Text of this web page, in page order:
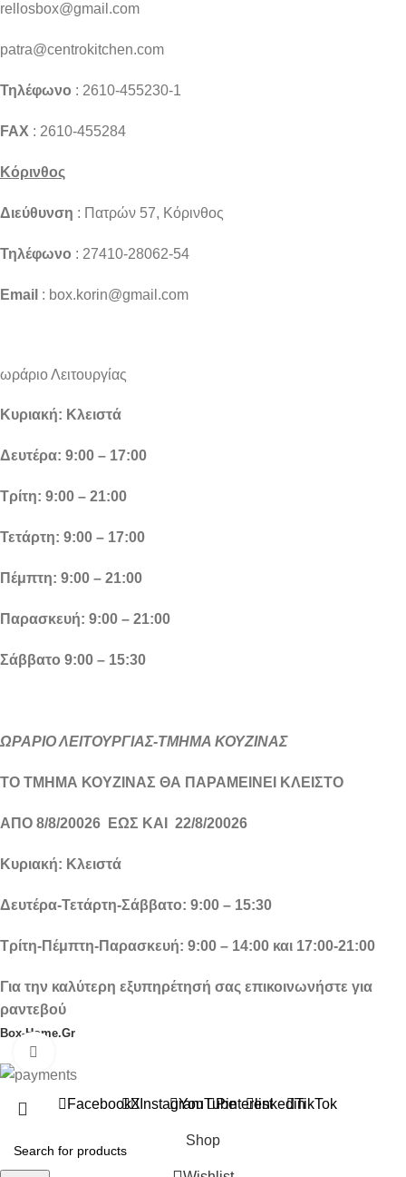
rellosbox@gmail.com
patra@centrokitchen.com
Τηλέφωνο : 2610-455230-1
FAX : 2610-455284
Κόρινθος
Διεύθυνση : Πατρών 57, Κόρινθος
Τηλέφωνο : 27410-28062-54
Email : box.korin@gmail.com
ωράριο Λειτουργίας
Κυριακή: Κλειστά
Δευτέρα: 9:00 – 17:00
Τρίτη: 9:00 – 21:00
Τετάρτη: 9:00 – 17:00
Πέμπτη: 9:00 – 21:00
Παρασκευή: 9:00 – 21:00
Σάββατο 9:00 – 15:30
ΩΡΑΡΙΟ ΛΕΙΤΟΥΡΓΙΑΣ-ΤΜΗΜΑ ΚΟΥΖΙΝΑΣ
ΤΟ ΤΜΗΜΑ ΚΟΥΖΙΝΑΣ ΘΑ ΠΑΡΑΜΕΙΝΕΙ ΚΛΕΙΣΤΟ
ΑΠΟ 8/8/20026 ΕΩΣ ΚΑΙ 22/8/20026
Κυριακή: Κλειστά
Δευτέρα-Τετάρτη-Σάββατο: 9:00 – 15:30
Τρίτη-Πέμπτη-Παρασκευή: 9:00 – 14:00 και 17:00-21:00
Για την καλύτερη εξυπηρέτησή σας επικοινωνήστε για
ραντεβού
Box-Home.Gr
FacebookX InstagramYouTubePinterestlinkedinTikTok
Shop